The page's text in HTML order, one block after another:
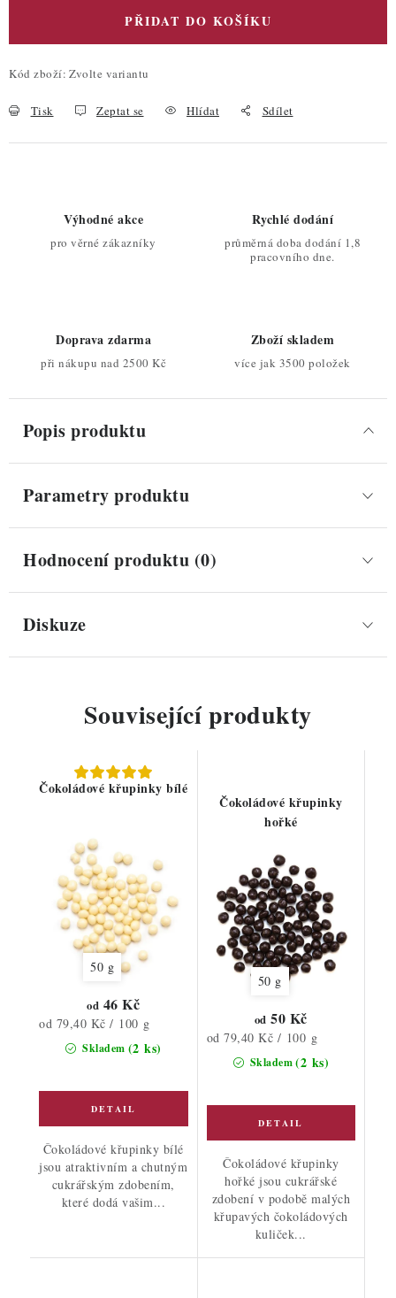
PŘIDAT DO KOŠÍKU
Kód zboží: Zvolte variantu
Tisk Zeptat se Hlídat Sdílet
Výhodné akce
pro věrné zákazníky
Rychlé dodání
průměrná doba dodání 1,8
pracovního dne.
Doprava zdarma
při nákupu nad 2500 Kč
Zboží skladem
více jak 3500 položek
Popis produktu
Parametry produktu
Hodnocení produktu (0)
Diskuze
Související produkty
Čokoládové křupinky bílé
50 g
Skladem (2 ks)
od 46 Kč
Měrná
od 79,40 Kč / 100 g
Čokoládové křupinky bílé
jsou atraktivním a chutným
cukrářským zdobením,
které dodá vašim...
Čokoládové křupinky
hořké
50 g
Skladem(2 ks)
od 50 Kč
Měrná
od 79,40 Kč / 100 g
Čokoládové křupinky
hořké jsou cukrářské
zdobení v podobě malých
křupavých čokoládových
kuliček...